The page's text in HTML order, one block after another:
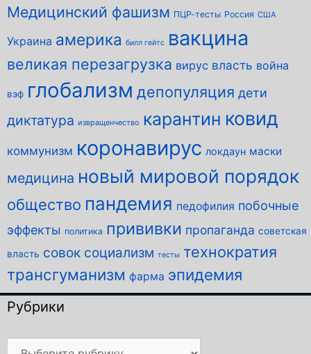
Медицинский фашизм ПЦР-тесты Россия США
Украина америка билл гейтс вакцина
великая перезагрузка вирус власть война
вэф глобализм депопуляция дети
диктатура извращенчество карантин ковид
коммунизм коронавирус локдаун маски
медицина новый мировой порядок
общество пандемия педофилия побочные
эффекты политика прививки пропаганда советская
власть совок социализм тесты технократия
трансгуманизм фарма эпидемия
Рубрики
Рубрики